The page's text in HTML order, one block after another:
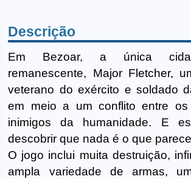
Descrição
Em Bezoar, a única
remanescente, Major Fletcher,
veterano do exército e soldado
em meio a um conflito entre os
inimigos da humanidade. E
descobrir que nada é o que
O jogo inclui muita destruição,
ampla variedade de armas,